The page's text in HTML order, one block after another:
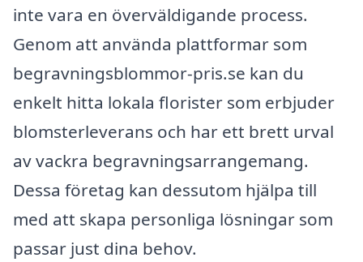
inte vara en överväldigande process.
Genom att använda plattformar som
begravningsblommor-pris.se kan du
enkelt hitta lokala florister som erbjuder
blomsterleverans och har ett brett urval
av vackra begravningsarrangemang.
Dessa företag kan dessutom hjälpa till
med att skapa personliga lösningar som
passar just dina behov.